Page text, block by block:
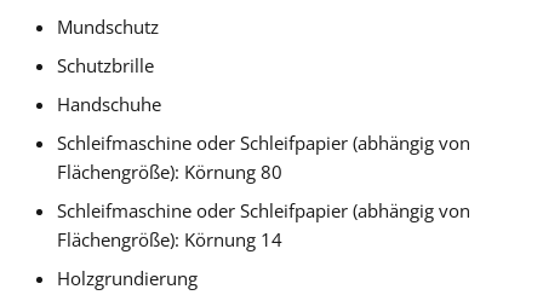
Mundschutz
Schutzbrille
Handschuhe
Schleifmaschine oder Schleifpapier (abhängig von
Flächengröße): Körnung 80
Schleifmaschine oder Schleifpapier (abhängig von
Flächengröße): Körnung 14
Holzgrundierung